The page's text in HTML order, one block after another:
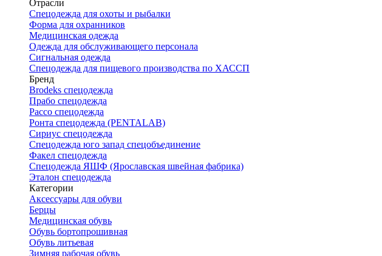
Отрасли
Спецодежда для охоты и рыбалки
Форма для охранников
Медицинская одежда
Одежда для обслуживающего персонала
Сигнальная одежда
Спецодежда для пищевого производства по ХАССП
Бренд
Brodeks спецодежда
Прабо спецодежда
Рассо спецодежда
Ронта спецодежда (PENTALAB)
Сириус спецодежда
Спецодежда юго запад спецобъединение
Факел спецодежда
Спецодежда ЯШФ (Ярославская швейная фабрика)
Эталон спецодежда
Категории
Аксессуары для обуви
Берцы
Медицинская обувь
Обувь бортопрошивная
Обувь литьевая
Зимняя рабочая обувь